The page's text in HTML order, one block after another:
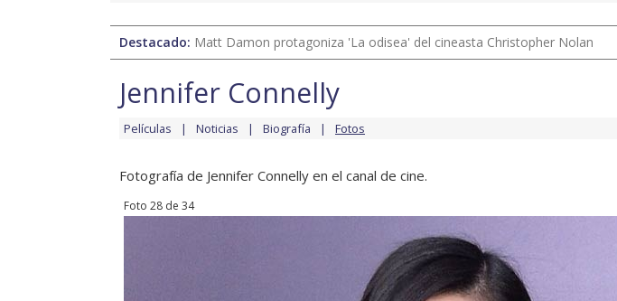
Destacado: Matt Damon protagoniza 'La odisea' del cineasta Christopher Nolan
Jennifer Connelly
Películas Noticias Biografía Fotos
Fotografía de Jennifer Connelly en el canal de cine.
Foto 28 de 34